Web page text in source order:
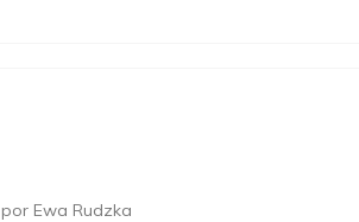
por Ewa Rudzka